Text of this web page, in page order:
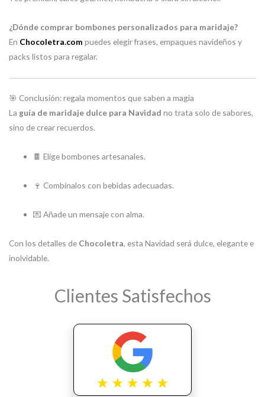
¿Dónde comprar bombones personalizados para maridaje?
En Chocoletra.com puedes elegir frases, empaques navideños y
packs listos para regalar.
🎯 Conclusión: regala momentos que saben a magia
La guía de maridaje dulce para Navidad no trata solo de sabores,
sino de crear recuerdos.
🍫 Elige bombones artesanales.
🍷 Combínalos con bebidas adecuadas.
💌 Añade un mensaje con alma.
Con los detalles de Chocoletra, esta Navidad será dulce, elegante e
inolvidable.
Clientes Satisfechos